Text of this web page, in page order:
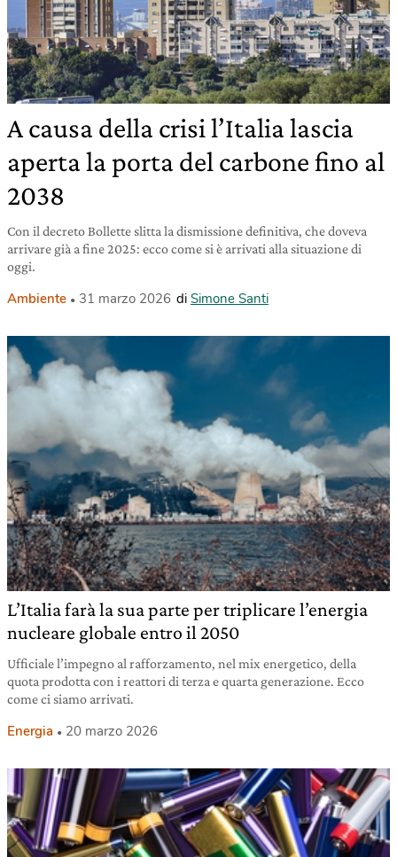
A causa della crisi l’Italia lascia
aperta la porta del carbone fino al
2038
Con il decreto Bollette slitta la dismissione definitiva, che doveva
arrivare già a fine 2025: ecco come si è arrivati alla situazione di
oggi.
Ambiente 31 marzo 2026 di Simone Santi
L’Italia farà la sua parte per triplicare l’energia
nucleare globale entro il 2050
Ufficiale l’impegno al rafforzamento, nel mix energetico, della
quota prodotta con i reattori di terza e quarta generazione. Ecco
come ci siamo arrivati.
Energia 20 marzo 2026